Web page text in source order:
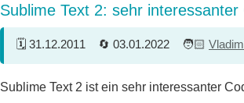
Sublime Text 2: sehr interessanter
31.12.2011 03.01.2022
Kommentare
Sublime Text 2 ist ein sehr interessanter